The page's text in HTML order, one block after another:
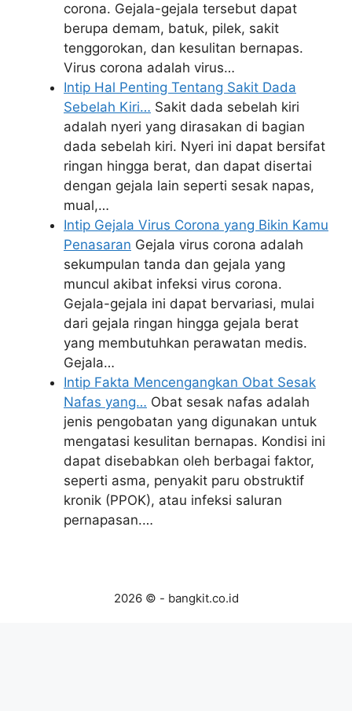
corona. Gejala-gejala tersebut dapat
berupa demam, batuk, pilek, sakit
tenggorokan, dan kesulitan bernapas.
Virus corona adalah virus…
Intip Hal Penting Tentang Sakit Dada
Sebelah Kiri… Sakit dada sebelah kiri
adalah nyeri yang dirasakan di bagian
dada sebelah kiri. Nyeri ini dapat bersifat
ringan hingga berat, dan dapat disertai
dengan gejala lain seperti sesak napas,
mual,…
Intip Gejala Virus Corona yang Bikin Kamu
Penasaran Gejala virus corona adalah
sekumpulan tanda dan gejala yang
muncul akibat infeksi virus corona.
Gejala-gejala ini dapat bervariasi, mulai
dari gejala ringan hingga gejala berat
yang membutuhkan perawatan medis.
Gejala…
Intip Fakta Mencengangkan Obat Sesak
Nafas yang… Obat sesak nafas adalah
jenis pengobatan yang digunakan untuk
mengatasi kesulitan bernapas. Kondisi ini
dapat disebabkan oleh berbagai faktor,
seperti asma, penyakit paru obstruktif
kronik (PPOK), atau infeksi saluran
pernapasan.…
2026 © - bangkit.co.id